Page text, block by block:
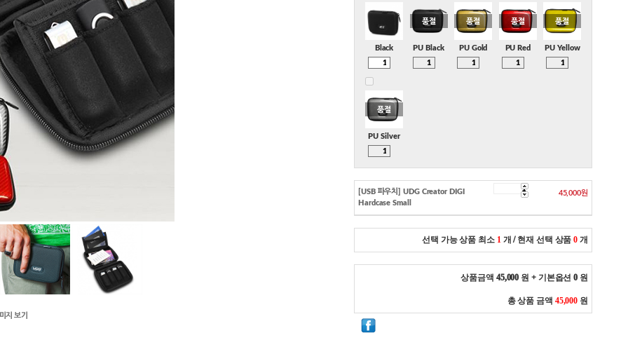
지 보기
Black
품절
PU Black
품절
PU Gold
품절
PU Red
품절
PU Yellow
품절
PU Silver
[USB 파우치] UDG Creator DIGI
Hardcase Small
45,000원
선택 가능 상품 최소 1 개 / 현재 선택 상품 0 개
상품금액 45,000 원 + 기본옵션0 원
총 상품 금액 45,000 원